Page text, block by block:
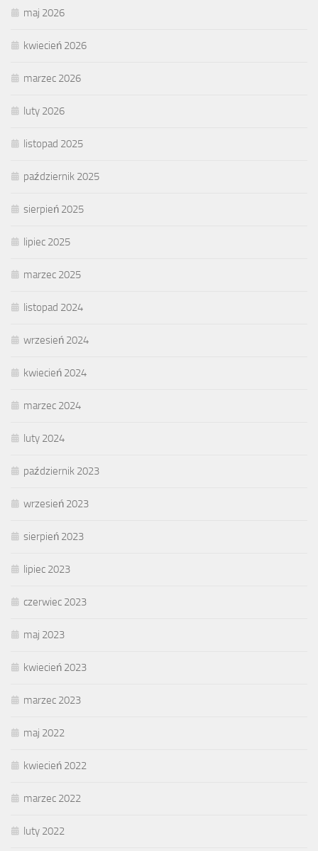
maj 2026
kwiecień 2026
marzec 2026
luty 2026
listopad 2025
październik 2025
sierpień 2025
lipiec 2025
marzec 2025
listopad 2024
wrzesień 2024
kwiecień 2024
marzec 2024
luty 2024
październik 2023
wrzesień 2023
sierpień 2023
lipiec 2023
czerwiec 2023
maj 2023
kwiecień 2023
marzec 2023
maj 2022
kwiecień 2022
marzec 2022
luty 2022